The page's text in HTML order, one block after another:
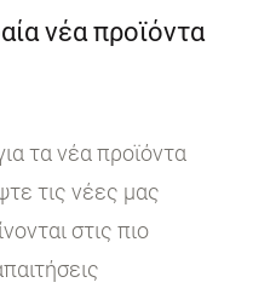
νέα προϊόντα
τα νέα προϊόντα
τις νέες μας
στις πιο